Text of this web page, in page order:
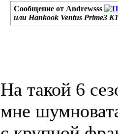
Сообщение от Andrewsss
или Hankook Ventus Prime3
На такой 6
мне